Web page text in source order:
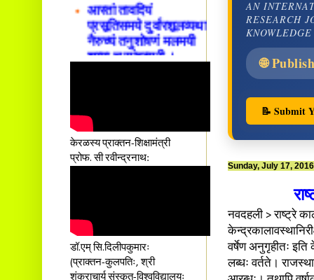
AN
RESEARCH
🌐
📝 Submit
Sunday, July 17, 2016
नवदहली > राष्ट्रे
वर्षेण अनुगृहीतः
लब्धः वर्तते।
प्रसूतिसमये दुर्वारशूलव्यथा
नैरुच्यं तनुशोषणं मलमयी
शय्या च सांवत्सरी ।
एकस्यापि न गर्भ-भार-भरण-
नमः॥–
केरळस्य प्राक्तन-शिक्षामंत्री
प्रोफ. सी रवीन्द्रनाथ:
डॉ.एम् सि.दिलीपकुमारः
(प्राक्तन-कुलपतिः, श्री
शंकराचार्य संस्कृत-विश्वविद्यालयः